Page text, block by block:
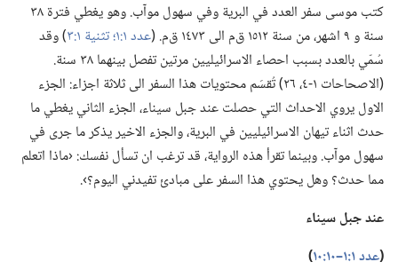
كتب موسى سفر العدد في البرية وفي سهول موآب.‏ وهو يغطي فترة ٣٨
سنة و ٩ اشهر،‏ من سنة ١٥١٢ ق‌م الى ١٤٧٣ ق‌م.‏ (‏
عدد ١:‏١؛‏ تثنية ١:‏٣
‏)‏ وقد
سُمّي بالعدد بسبب احصاء الاسرائيليين مرتين تفصل بينهما ٣٨ سنة.‏
(‏الاصحاحات ١-‏٤،‏ ٢٦)‏ تُقسَم محتويات هذا السفر الى ثلاثة اجزاء:‏ الجزء
الاول يروي الاحداث التي حصلت عند جبل سيناء،‏ الجزء الثاني يغطي ما
حدث اثناء تيهان الاسرائيليين في البرية،‏ والجزء الاخير يذكر ما جرى في
سهول موآب.‏ وبينما تقرأ هذه الرواية،‏ قد ترغب ان تسأل نفسك:‏ ‹ماذا اتعلم
مما حدث؟‏ وهل يحتوي هذا السفر على مبادئ تفيدني اليوم؟‏›.‏
عند جبل سيناء
‏(‏عدد ١:‏١–‏١٠:‏١٠
‏)‏